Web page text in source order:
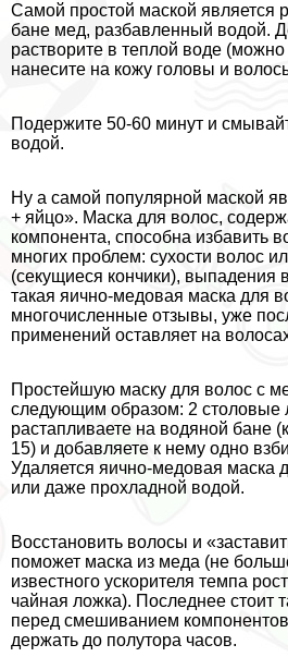
Самой простой маской является
бане мед, разбавленный водой.
растворите в теплой воде (можно
нанесите на кожу головы и
Подержите 50-60 минут и
водой.
Ну а самой популярной маской
+ яйцо». Маска для волос,
компонента, способна избавить
многих проблем: сухости волос
(секущиеся кончики), выпадения
такая яично-медовая маска для
многочисленные отзывы, уже
применений оставляет на
Простейшую маску для волос с
следующим образом: 2 столовые
растапливаете на водяной бане
15) и добавляете к нему одно
Удаляется яично-медовая маска
или даже прохладной водой.
Восстановить волосы и
поможет маска из меда (не
известного ускорителя темпа
чайная ложка). Последнее стоит
перед смешиванием
держать до полутора часов.